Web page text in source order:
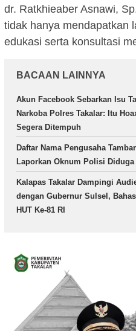
dr. Ratkhieaber Asnawi,
tidak hanya mendapatkan
edukasi serta konsultasi
BACAAN LAINNYA
Akun Facebook Sebarkan Isu
Narkoba Polres Takalar: Itu
Segera Ditempuh
Daftar Nama Pengusaha
Laporkan Oknum Polisi
Kalapas Takalar Dampingi
dengan Gubernur Sulsel,
HUT Ke-81 RI